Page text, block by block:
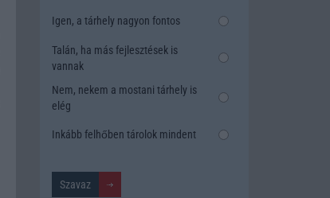
Igen, a tárhely nagyon fontos
Talán, ha más fejlesztések is
vannak
Nem, nekem a mostani tárhely is
elég
Inkább felhőben tárolok mindent